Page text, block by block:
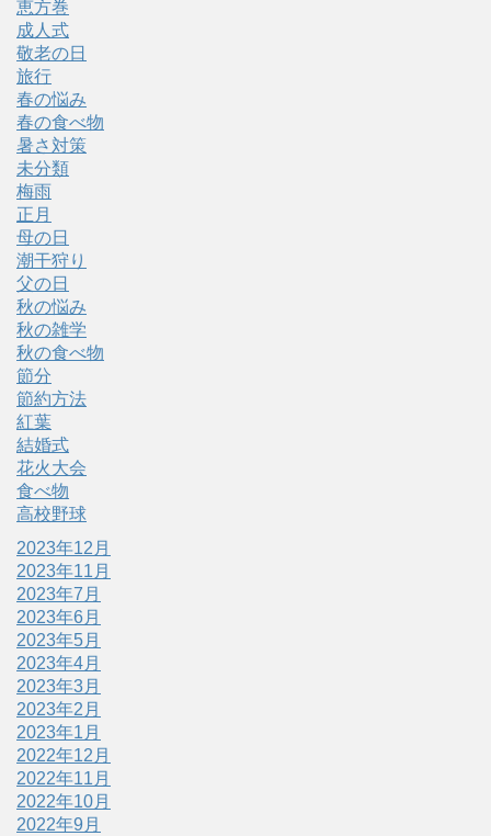
恵方巻
成人式
敬老の日
旅行
春の悩み
春の食べ物
暑さ対策
未分類
梅雨
正月
母の日
潮干狩り
父の日
秋の悩み
秋の雑学
秋の食べ物
節分
節約方法
紅葉
結婚式
花火大会
食べ物
高校野球
2023年12月
2023年11月
2023年7月
2023年6月
2023年5月
2023年4月
2023年3月
2023年2月
2023年1月
2022年12月
2022年11月
2022年10月
2022年9月